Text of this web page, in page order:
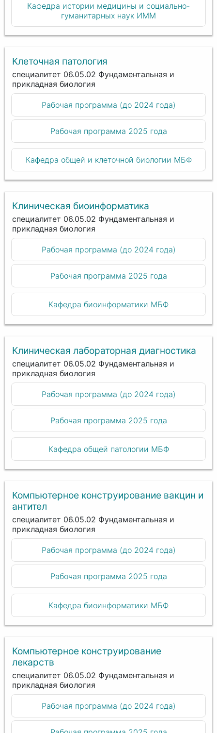
Кафедра истории медицины и социально-
гуманитарных наук ИММ
Клеточная патология
специалитет 06.05.02 Фундаментальная и
прикладная биология
Рабочая программа (до 2024 года)
Рабочая программа 2025 года
Кафедра общей и клеточной биологии МБФ
Клиническая биоинформатика
специалитет 06.05.02 Фундаментальная и
прикладная биология
Рабочая программа (до 2024 года)
Рабочая программа 2025 года
Кафедра биоинформатики МБФ
Клиническая лабораторная диагностика
специалитет 06.05.02 Фундаментальная и
прикладная биология
Рабочая программа (до 2024 года)
Рабочая программа 2025 года
Кафедра общей патологии МБФ
Компьютерное конструирование вакцин и
антител
специалитет 06.05.02 Фундаментальная и
прикладная биология
Рабочая программа (до 2024 года)
Рабочая программа 2025 года
Кафедра биоинформатики МБФ
Компьютерное конструирование
лекарств
специалитет 06.05.02 Фундаментальная и
прикладная биология
Рабочая программа (до 2024 года)